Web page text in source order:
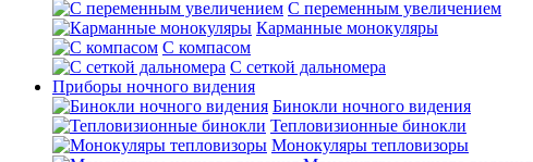
С переменным увеличением
Карманные монокуляры
С компасом
С сеткой дальномера
Приборы ночного видения
Бинокли ночного видения
Тепловизионные бинокли
Монокуляры тепловизоры